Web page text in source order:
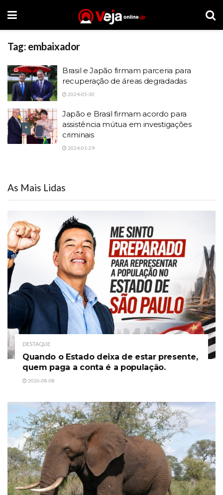
Tag: embaixador
Brasil e Japão firmam parceria para
recuperação de áreas degradadas
2024-05-30
Japão e Brasil firmam acordo para
assistência mútua em investigações
criminais
2024-01-29
As Mais Lidas
DESTAQUE
Quando o Estado deixa de estar presente,
quem paga a conta é a população.
2026-08-08